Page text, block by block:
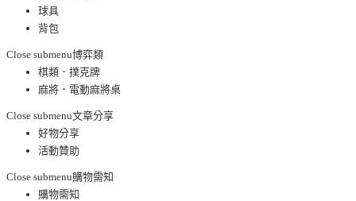
球具
背包
Close submenu博弈類
棋類．撲克牌
麻將．電動麻將桌
Close submenu文章分享
好物分享
活動贊助
Close submenu購物需知
購物需知